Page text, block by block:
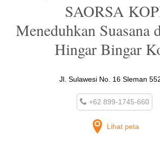
SAORSA
Meneduhkan Suasana
Hingar Bingar
Jl. Sulawesi No. 16 Sleman
+62 899-1745-660
Lihat peta